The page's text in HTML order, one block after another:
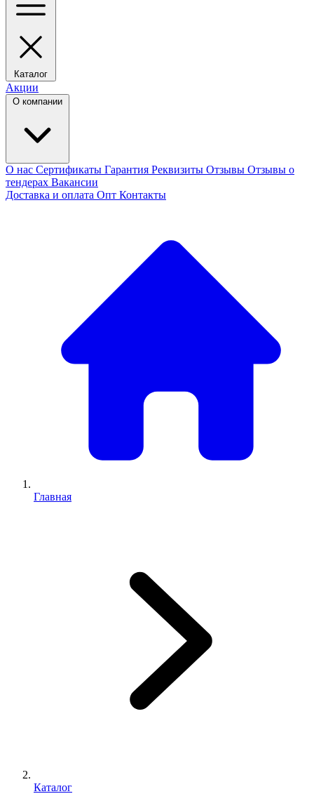
Каталог
Акции
О компании
О нас Сертификаты Гарантия Реквизиты Отзывы Отзывы о
тендерах Вакансии
Доставка и оплата Опт Контакты
Главная
Каталог